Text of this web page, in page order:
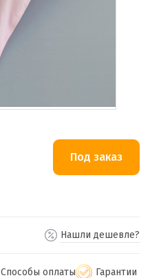
Нашли дешевле?
Способы оплаты Гарантии